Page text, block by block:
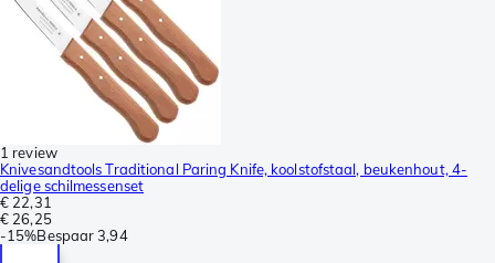
1 review
Knivesandtools Traditional Paring Knife, koolstofstaal, beukenhout, 4-
delige schilmessenset
€ 22,31
€ 26,25
-15%Bespaar 3,94